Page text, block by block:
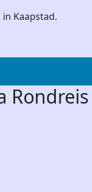
Kaapstad.